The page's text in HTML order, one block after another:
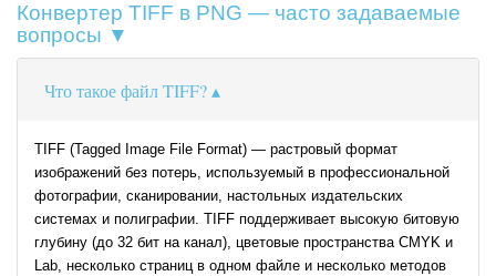
Конвертер TIFF в PNG — часто задаваемые
вопросы ▼
Что такое файл TIFF?
TIFF (Tagged Image File Format) — растровый формат
изображений без потерь, используемый в профессиональной
фотографии, сканировании, настольных издательских
системах и полиграфии. TIFF поддерживает высокую битовую
глубину (до 32 бит на канал), цветовые пространства CMYK и
Lab, несколько страниц в одном файле и несколько методов